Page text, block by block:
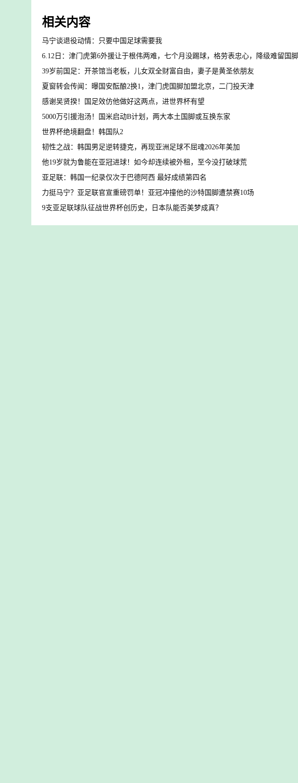
相关内容
马宁谈退役动情：只要中国足球需要我
6.12日：津门虎第6外援让于根伟两难，七个月没踢球，格劳表忠心，降级难留国脚
39岁前国足：开茶馆当老板，儿女双全财富自由，妻子是黄圣依朋友
夏窗转会传闻：曝国安酝酿2换1，津门虎国脚加盟北京，二门投天津
感谢吴贤揆！国足效仿他做好这两点，进世界杯有望
5000万引援泡汤！国米启动B计划，两大本土国脚或互换东家
世界杯绝境翻盘！韩国队2
韧性之战：韩国男足逆转捷克，再现亚洲足球不屈魂2026年美加
他19岁就为鲁能在亚冠进球！如今却连续被外租，至今没打破球荒
亚足联：韩国一纪录仅次于巴德阿西 最好成绩第四名
力挺马宁？亚足联官宣重磅罚单！亚冠冲撞他的沙特国脚遭禁赛10场
9支亚足联球队征战世界杯创历史，日本队能否美梦成真？